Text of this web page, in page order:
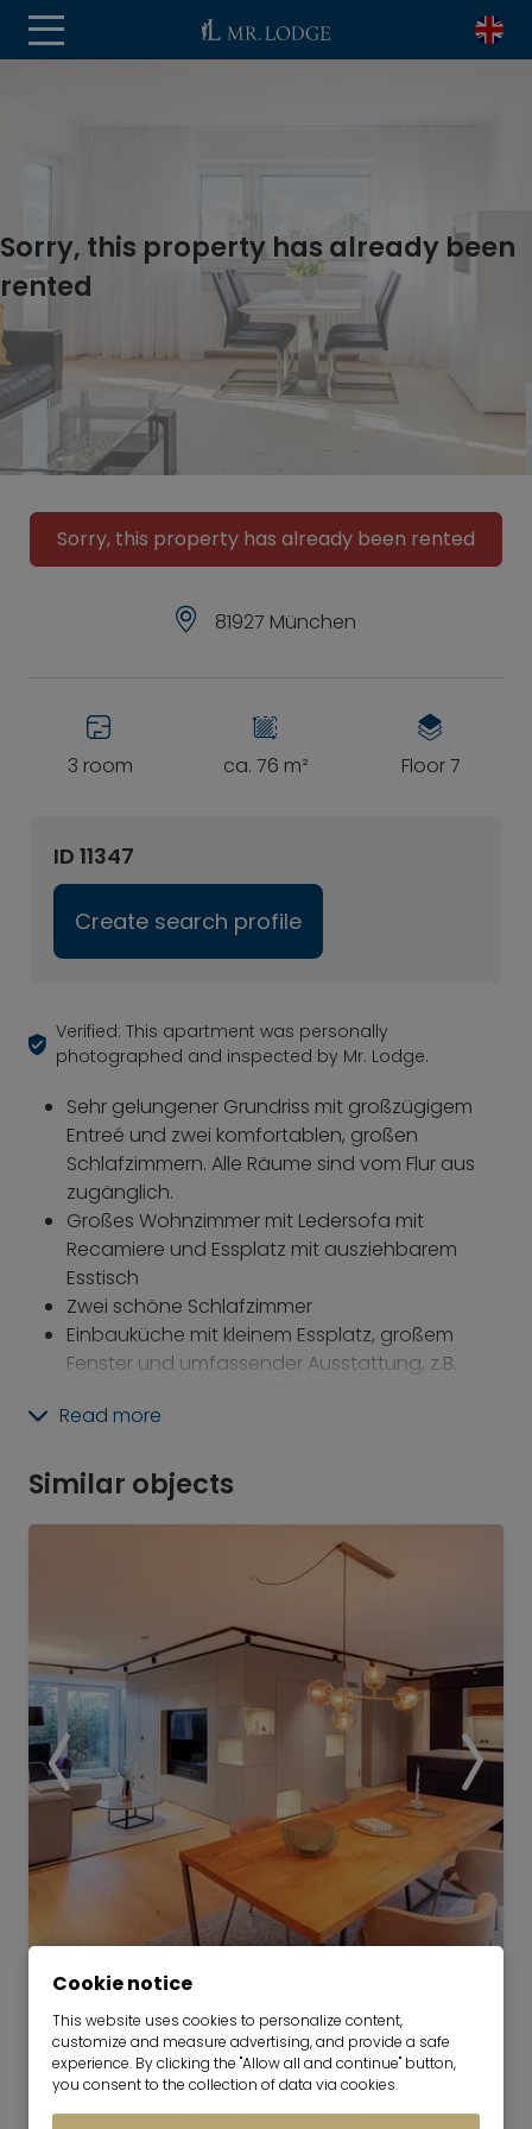
Sorry, this property has already been
rented
Sorry, this property has already been rented
81927 München
3 room ca. 76 m² Floor 7
ID 11347
Create search profile
Verified: This apartment was personally
photographed and inspected by Mr. Lodge.
Sehr gelungener Grundriss mit großzügigem
Entreé und zwei komfortablen, großen
Schlafzimmern. Alle Räume sind vom Flur aus
zugänglich.
Großes Wohnzimmer mit Ledersofa mit
Recamiere und Essplatz mit ausziehbarem
Esstisch
Zwei schöne Schlafzimmer
Einbauküche mit kleinem Essplatz, großem
Fenster und umfassender Ausstattung, z.B.
Dampfgarfunktion, Kühl-/Gefrierkombination,
Wannenbad und Gäste-WC
Schöner Westbalkon (Loggia) mit Blick über die
Smart-TV von LG 55'' OLED (Anbindung an das
Soundbar mit drahtlosem Subwoofer LG SJ2 2.1
Blu-ray Player Samsung BD-J5500
Waschtrockner von AEG in der Wohnung
Praktische Abstellkammer in der Wohnung
Kinderspielplatz in direkter Umgebung
Supermarkt nur ca. 10 Minuten zu Fuß entfernt
Read more
Similar objects
Stylish apartment: high-quality
and modern
01.12.2026 for 6-24 months
Cookie notice
This website uses cookies to personalize content,
customize and measure advertising, and provide a safe
experience. By clicking the "Allow all and continue" button,
you consent to the collection of data via cookies.